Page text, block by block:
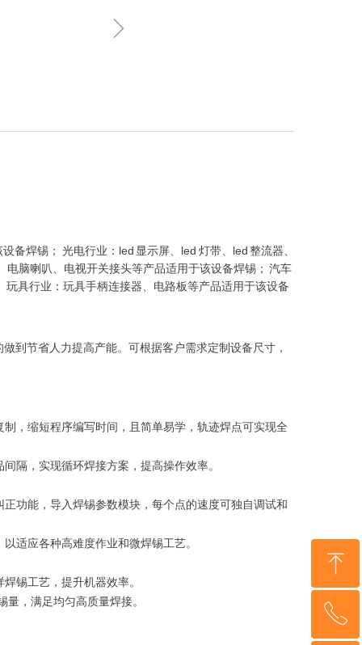
ꁇ
焊锡； 光电行业：led 显示屏、led 灯带、led 整流器、
脑喇叭、电视开关接头等产品适用于该设备焊锡； 汽车
具行业：玩具手柄连接器、电路板等产品适用于该设备
到节省人力提高产能。可根据客户需求定制设备尺寸，
，缩短程序编写时间，且简单易学，轨迹焊点可实现全
隔，实现循环焊接方案，提高操作效率。
功能，导入焊锡参数模块，每个点的速度可独自调试和
适应各种高难度作业和微焊锡工艺。
锡工艺，提升机器效率。
，满足均匀高质量焊接。
ꁸ
回到顶部
ꂅ